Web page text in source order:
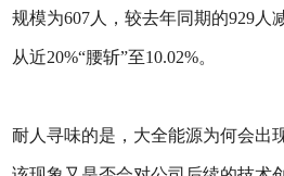
规模为607人，较去年同期的929人
从近20%“腰斩”至10.02%。
耐人寻味的是，大全能源为何会出